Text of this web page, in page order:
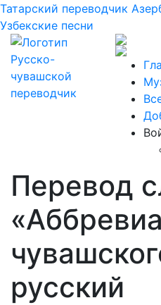
Татарский переводчик
Узбекские песни
Перевод
русский